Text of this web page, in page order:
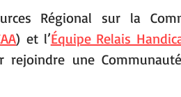
Régional sur la
) et l’Équipe Relais
rejoindre une